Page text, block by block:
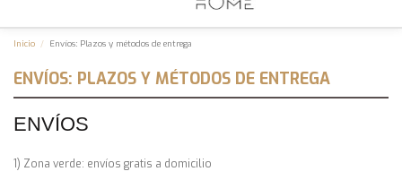
Inicio Envíos: Plazos y métodos de entrega
ENVÍOS: PLAZOS Y MÉTODOS DE ENTREGA
ENVÍOS
1) Zona verde: envíos gratis a domicilio